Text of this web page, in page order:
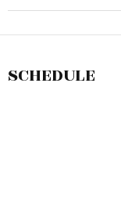
SCHEDULE